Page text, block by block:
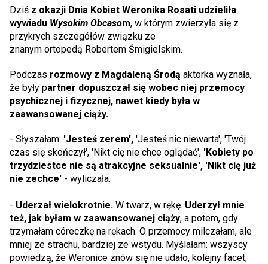
Dziś z okazji Dnia Kobiet Weronika Rosati udzieliła
wywiadu Wysokim Obcasom, w którym zwierzyła się z
przykrych szczegółów związku ze
znanym ortopedą Robertem Śmigielskim.
Podczas rozmowy z Magdaleną Środą aktorka wyznała,
że były partner dopuszczał się wobec niej przemocy
psychicznej i fizycznej, nawet kiedy była w
zaawansowanej ciąży.
- Słyszałam: 'Jesteś zerem', 'Jesteś nic niewarta', 'Twój
czas się skończył', 'Nikt cię nie chce oglądać', 'Kobiety po
trzydziestce nie są atrakcyjne seksualnie', 'Nikt cię już
nie zechce' - wyliczała.
- Uderzał wielokrotnie. W twarz, w rękę. Uderzył mnie
też, jak byłam w zaawansowanej ciąży, a potem, gdy
trzymałam córeczkę na rękach. O przemocy milczałam, ale
mniej ze strachu, bardziej ze wstydu. Myślałam: wszyscy
powiedzą, że Weronice znów się nie udało, kolejny facet,